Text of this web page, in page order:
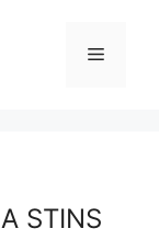
Menu
STINS